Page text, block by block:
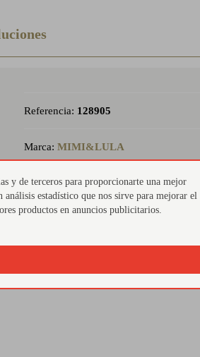
Referencia: 128905
Marca: MIMI&LULA
Colores: NEGRO
y de terceros para proporcionarte una mejor
estadístico que nos sirve para mejorar el
productos en anuncios publicitarios.